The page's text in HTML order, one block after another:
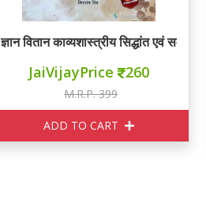
ज्ञान वितान काव्यशास्त्रीय सिद्धांत एवं
JaiVijayPrice 260
M.R.P. 399
ADD TO CART